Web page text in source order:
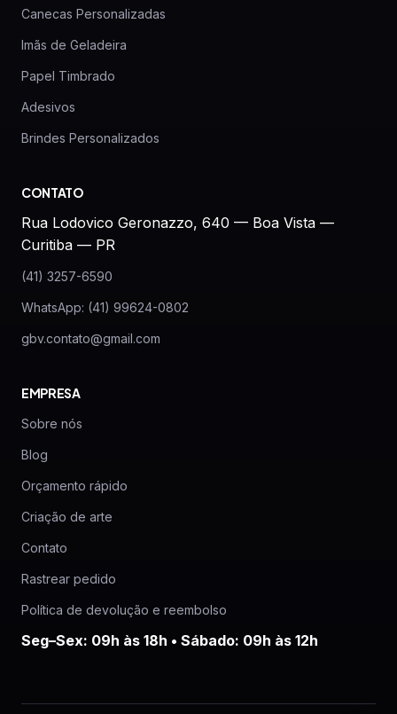
Canecas Personalizadas
Imãs de Geladeira
Papel Timbrado
Adesivos
Brindes Personalizados
CONTATO
Rua Lodovico Geronazzo, 640 — Boa Vista —
Curitiba — PR
(41) 3257-6590
WhatsApp: (41) 99624-0802
gbv.contato@gmail.com
EMPRESA
Sobre nós
Blog
Orçamento rápido
Criação de arte
Contato
Rastrear pedido
Política de devolução e reembolso
Seg–Sex: 09h às 18h • Sábado: 09h às 12h